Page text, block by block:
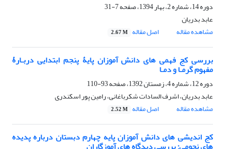
دوره 14، شماره 2، بهار 1394، صفحه
7-31
عابد بدریان
مشاهده مقاله
اصل مقاله 2.67 M
بررسی کج فهمی های دانش آموزان پایۀ پنجم ابتدایی دربـارۀ
مفهوم گرمـا و دمـا
دوره 12، شماره 4، زمستان 1392، صفحه
93-110
عابد بدریان، اشرف السادات شکرباغانی، رامین پور اسکندری
مشاهده مقاله
اصل مقاله 2.52 M
کج اندیشی های دانش آموزان پایه چهارم دبستان درباره پدیده